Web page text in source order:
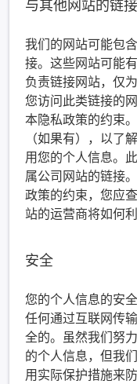
与其他网站的链接
我们的网站可能包
接。这些网站可能
负责链接网站，仅
您访问此类链接的
本隐私政策的约束
（如果有），以了
用您的个人信息。
属公司网站的链接
政策的约束，您应
站的运营商将如何
安全
您的个人信息的安
任何通过互联网传
全的。虽然我们努
的个人信息，但我
用实际保护措施来